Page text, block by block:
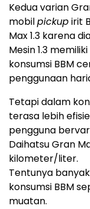
Kedua varian
mobilpickupirit
Max 1.3 karena
Mesin 1.3
konsumsi BBM
penggunaan
Tetapi dalam
terasa lebih
pengguna
Daihatsu Gran
kilometer/liter.
Tentunya
konsumsi BBM
muatan.